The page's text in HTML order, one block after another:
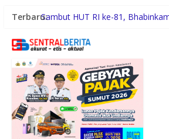
Terbaru:Sambut HUT RI ke-81,
Tafoo’lo Nehe, Pelompat Batu
Pemko Medan Didesak
Jalan 2026
Dinkes Medan Didesak Lakukan
Puskesmas
Aipda Hery Gusnihardi Gelar
Silo Bestari, Ajak Warga Jaga